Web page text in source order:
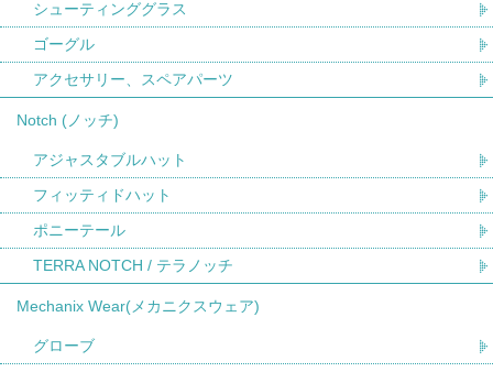
シューティンググラス
ゴーグル
アクセサリー、スペアパーツ
Notch (ノッチ)
アジャスタブルハット
フィッティドハット
ポニーテール
TERRA NOTCH / テラノッチ
Mechanix Wear(メカニクスウェア)
グローブ